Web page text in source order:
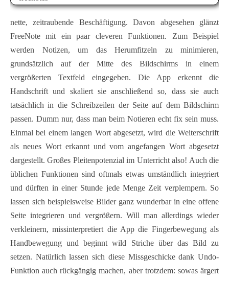
nette, zeitraubende Beschäftigung. Davon abgesehen glänzt
FreeNote mit ein paar cleveren Funktionen. Zum Beispiel
werden Notizen, um das Herumfitzeln zu minimieren,
grundsätzlich auf der Mitte des Bildschirms in einem
vergrößerten Textfeld eingegeben. Die App erkennt die
Handschrift und skaliert sie anschließend so, dass sie auch
tatsächlich in die Schreibzeilen der Seite auf dem Bildschirm
passen. Dumm nur, dass man beim Notieren echt fix sein muss.
Einmal bei einem langen Wort abgesetzt, wird die Weiterschrift
als neues Wort erkannt und vom angefangen Wort abgesetzt
dargestellt. Großes Pleitenpotenzial im Unterricht also! Auch die
üblichen Funktionen sind oftmals etwas umständlich integriert
und dürften in einer Stunde jede Menge Zeit verplempern. So
lassen sich beispielsweise Bilder ganz wunderbar in eine offene
Seite integrieren und vergrößern. Will man allerdings wieder
verkleinern, missinterpretiert die App die Fingerbewegung als
Handbewegung und beginnt wild Striche über das Bild zu
setzen. Natürlich lassen sich diese Missgeschicke dank Undo-
Funktion auch rückgängig machen, aber trotzdem: sowas ärgert